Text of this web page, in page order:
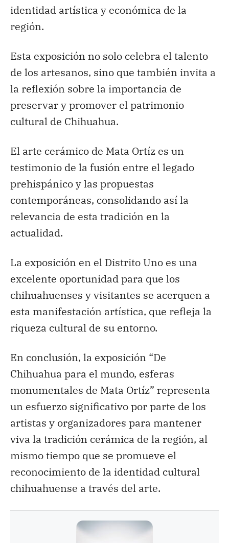
identidad artística y económica de la
región.
Esta exposición no solo celebra el talento
de los artesanos, sino que también invita a
la reflexión sobre la importancia de
preservar y promover el patrimonio
cultural de Chihuahua.
El arte cerámico de Mata Ortíz es un
testimonio de la fusión entre el legado
prehispánico y las propuestas
contemporáneas, consolidando así la
relevancia de esta tradición en la
actualidad.
La exposición en el Distrito Uno es una
excelente oportunidad para que los
chihuahuenses y visitantes se acerquen a
esta manifestación artística, que refleja la
riqueza cultural de su entorno.
En conclusión, la exposición “De
Chihuahua para el mundo, esferas
monumentales de Mata Ortíz” representa
un esfuerzo significativo por parte de los
artistas y organizadores para mantener
viva la tradición cerámica de la región, al
mismo tiempo que se promueve el
reconocimiento de la identidad cultural
chihuahuense a través del arte.